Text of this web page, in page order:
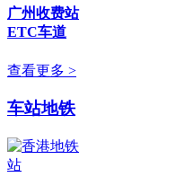
广州收费站
ETC车道
查看更多 >
车站地铁